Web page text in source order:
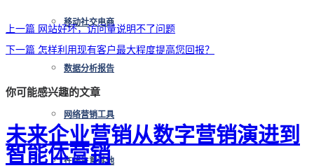
移动社交电商
数据分析报告
网络营销工具
在线生意其他
上一篇 网站好坏，访问量说明不了问题
下一篇 怎样利用现有客户最大程度提高您回报？
你可能感兴趣的文章
未来企业营销从数字营销演进到
智能体营销